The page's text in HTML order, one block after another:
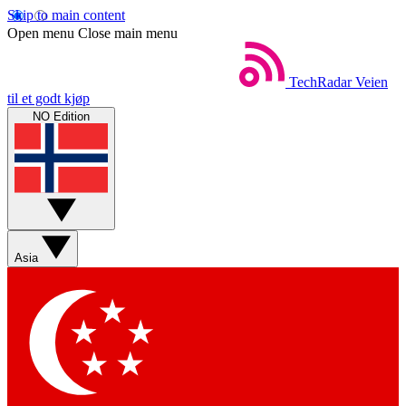
Skip to main content
Open menu Close main menu
TechRadar Veien
til et godt kjøp
NO Edition
Asia